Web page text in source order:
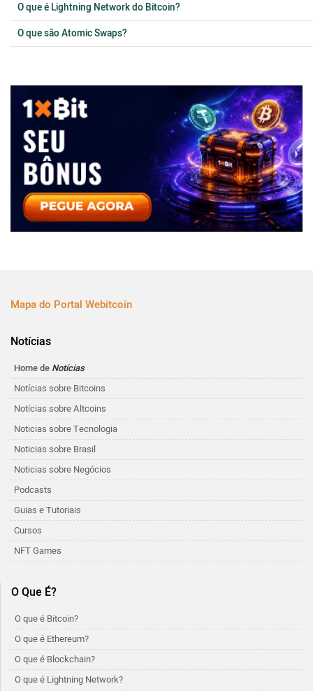
O que é Lightning Network do Bitcoin?
O que são Atomic Swaps?
Mapa do Portal Webitcoin
Notícias
Home de Notícias
Notícias sobre Bitcoins
Notícias sobre Altcoins
Noticias sobre Tecnologia
Noticias sobre Brasil
Noticias sobre Negócios
Podcasts
Guias e Tutoriais
Cursos
NFT Games
O Que É?
O que é Bitcoin?
O que é Ethereum?
O que é Blockchain?
O que é Lightning Network?